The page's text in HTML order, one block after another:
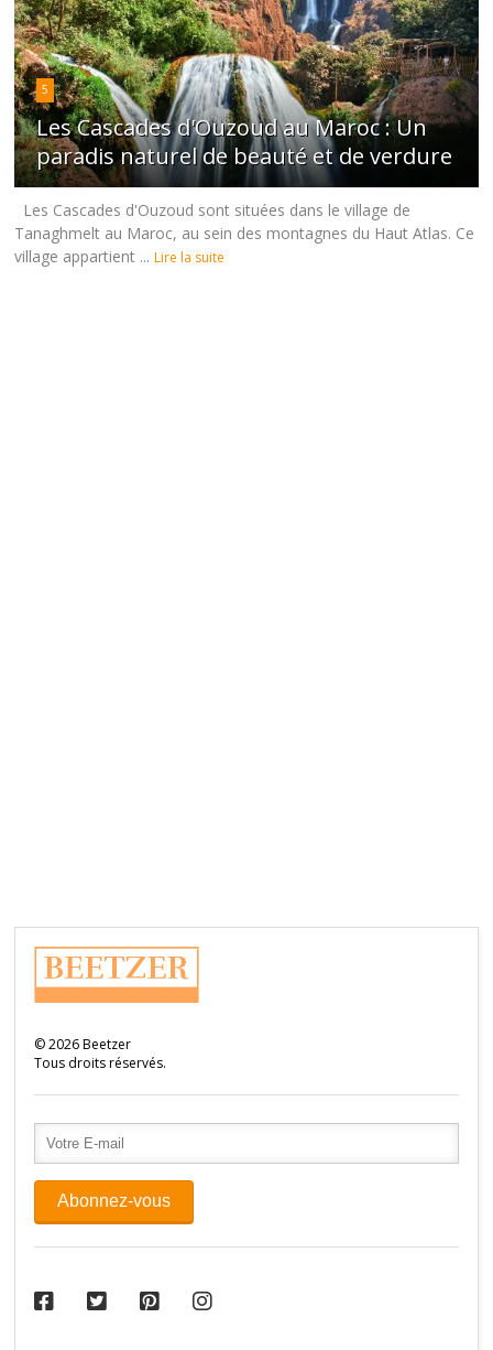
5
Les Cascades d'Ouzoud au Maroc : Un
paradis naturel de beauté et de verdure
Les Cascades d'Ouzoud sont situées dans le village de
Tanaghmelt au Maroc, au sein des montagnes du Haut Atlas. Ce
village appartient ... Lire la suite
©2026Beetzer
Tous droits réservés.